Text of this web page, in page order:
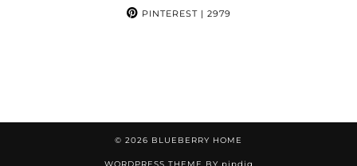
PINTEREST| 2979
© 2026 BLUEBERRY HOME